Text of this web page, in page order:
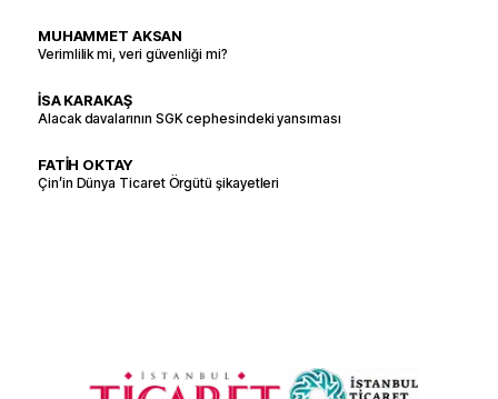
MUHAMMET AKSAN
Verimlilik mi, veri güvenliği mi?
İSA KARAKAŞ
Alacak davalarının SGK cephesindeki yansıması
FATİH OKTAY
Çin’in Dünya Ticaret Örgütü şikayetleri